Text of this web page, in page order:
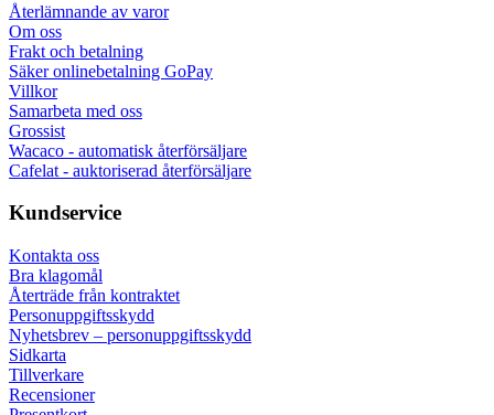
Återlämnande av varor
Om oss
Frakt och betalning
Säker onlinebetalning GoPay
Villkor
Samarbeta med oss
Grossist
Wacaco - automatisk återförsäljare
Cafelat - auktoriserad återförsäljare
Kundservice
Kontakta oss
Bra klagomål
Återträde från kontraktet
Personuppgiftsskydd
Nyhetsbrev – personuppgiftsskydd
Sidkarta
Tillverkare
Recensioner